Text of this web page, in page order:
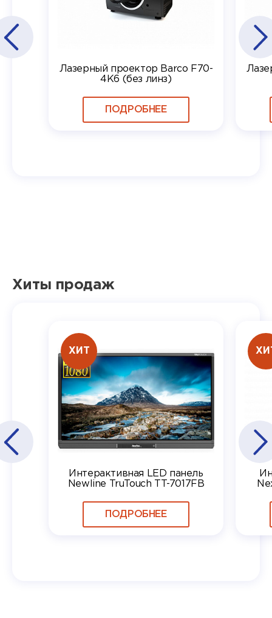
Лазерный проектор Barco F70-
4K6 (без линз)
ПОДРОБНЕЕ
Хиты продаж
ХИТ
Интерактивная LED панель
Newline TruTouch TT-7017FB
ПОДРОБНЕЕ